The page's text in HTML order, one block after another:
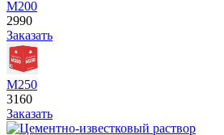
М200
2990
Заказать
М250
3160
Заказать